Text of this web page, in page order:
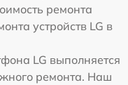
ремонта
устройств LG в
LG выполняется
ремонта. Наш